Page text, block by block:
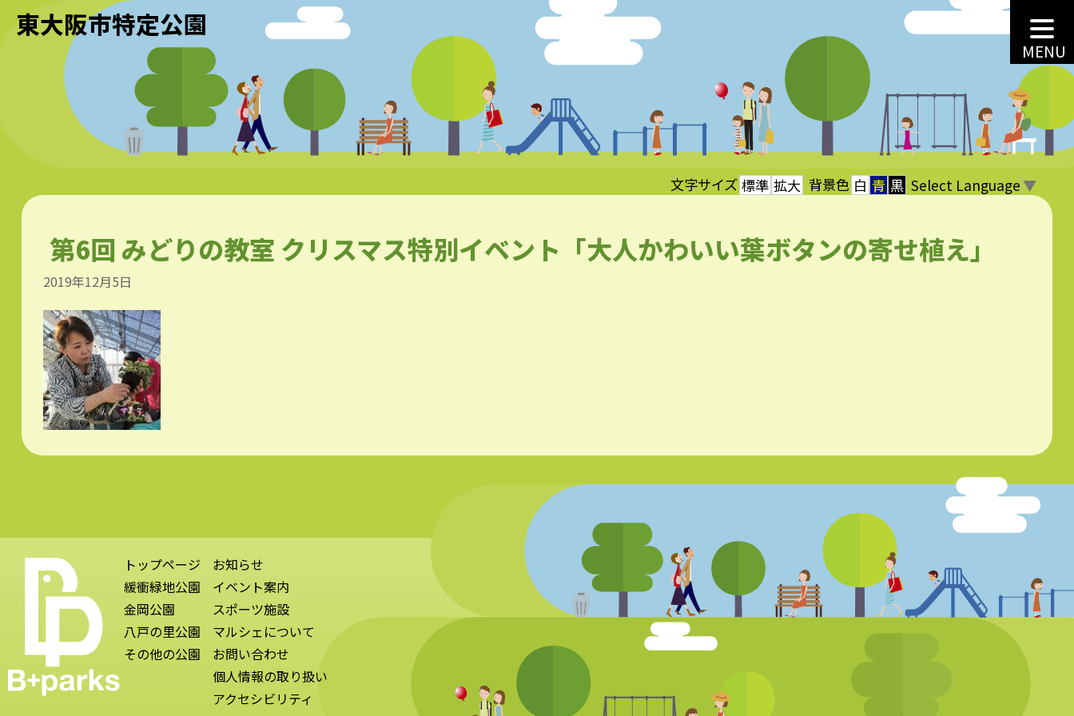
東大阪市特定公園
MENU
文字サイズ 標準 拡大 背景色 白 青 黒 Select Language ▼
第6回 みどりの教室 クリスマス特別イベント「大人かわいい葉ボタンの寄せ植え」
2019年12月5日
トップページ
緩衝緑地公園
金岡公園
八戸の里公園
その他の公園
お知らせ
イベント案内
スポーツ施設
マルシェについて
お問い合わせ
個人情報の取り扱い
アクセシビリティ